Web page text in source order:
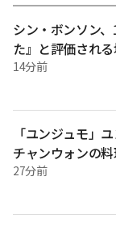
で有名なお笑い
ールした。 パク
は私とカード会
嘘であり、私が
た。 反面、イ
は体に乳酸菌を
いを抱かせた。
·ヨンジンがリー
のはウイルがリ
を指摘した。
シン・ボンソン
た』と評価され
ライン
14分前
「ユンジュモ」
チャンウォンの
綺麗だ」 [ペンス
27分前